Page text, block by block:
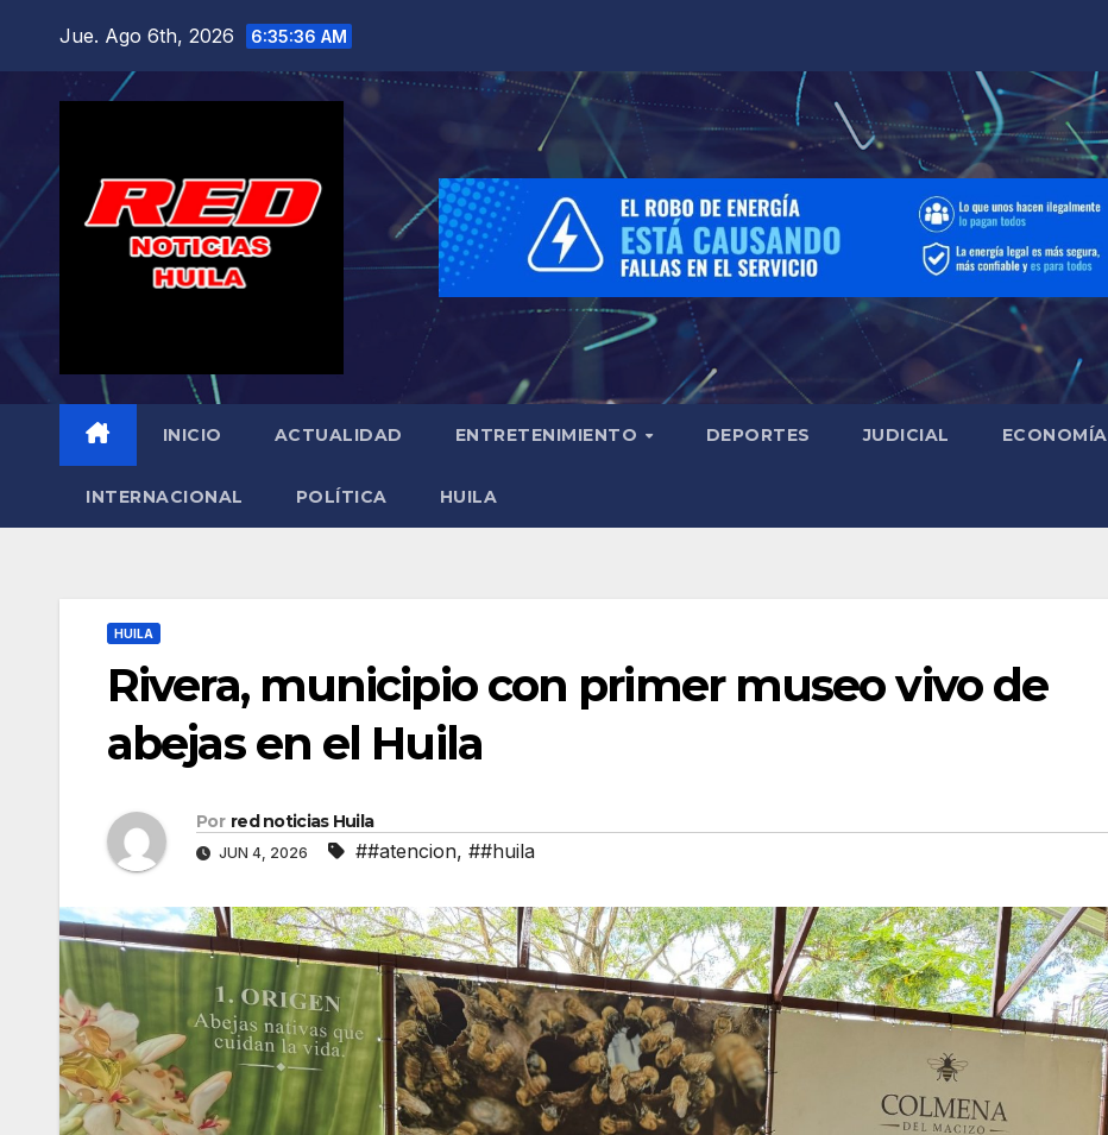
contenido
Jue. Ago 6th, 2026 6:35:38 AM
INICIO ACTUALIDAD ENTRETENIMIENTO DEPORTES JUDICIAL ECONOMÍA
INTERNACIONAL POLÍTICA HUILA
HUILA
Rivera, municipio con primer museo vivo de
abejas en el Huila
Por red noticias Huila
JUN 4, 2026 ##atencion, ##huila